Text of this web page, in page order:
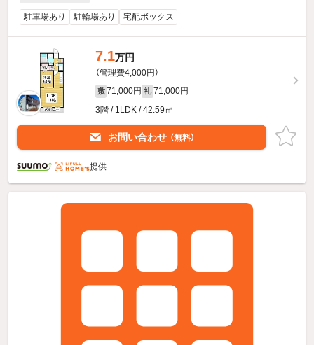
駐車場あり 駐輪場あり 宅配ボックス
7.1万円
（管理費4,000円）
敷 71,000円 礼 71,000円
3階 / 1LDK / 42.59㎡
お問い合わせ （無料）
提供